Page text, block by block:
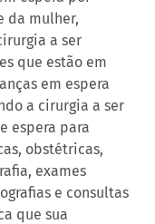
da mulher,
a ser
que estão em
em espera
a cirurgia a ser
espera para
obstétricas,
exames
e consultas
que sua